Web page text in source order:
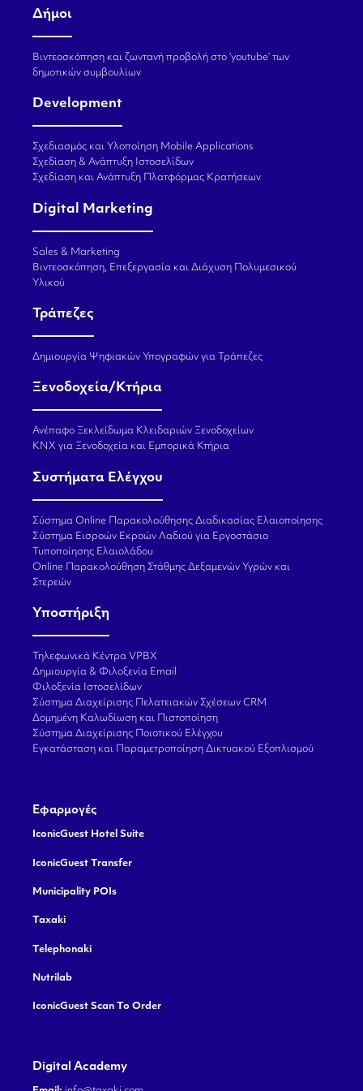
Δήμοι
Βιντεοσκόπηση και ζωντανή προβολή στο ‘youtube’ των
δημοτικών συμβουλίων
Development
Σχεδιασμός και Υλοποίηση Mobile Applications
Σχεδίαση & Ανάπτυξη Ιστοσελίδων
Σχεδίαση και Ανάπτυξη Πλατφόρμας Κρατήσεων
Digital Marketing
Sales & Marketing
Βιντεοσκόπηση, Επεξεργασία και Διάχυση Πολυμεσικού
Υλικού
Τράπεζες
Δημιουργία Ψηφιακών Υπογραφών για Τράπεζες
Ξενοδοχεία/Κτήρια
Ανέπαφο Ξεκλείδωμα Κλειδαριών Ξενοδοχείων
KNX για Ξενοδοχεία και Εμπορικά Κτήρια
Συστήματα Ελέγχου
Σύστημα Online Παρακολούθησης Διαδικασίας Ελαιοποίησης
Σύστημα Εισροών Εκροών Λαδιού για Εργοστάσιο
Τυποποίησης Ελαιολάδου
Online Παρακολούθηση Στάθμης Δεξαμενών Υγρών και
Στερεών
Υποστήριξη
Τηλεφωνικά Κέντρα VPBX
Δημιουργία & Φιλοξενία Email
Φιλοξενία Ιστοσελίδων
Σύστημα Διαχείρισης Πελατειακών Σχέσεων CRM
Δομημένη Καλωδίωση και Πιστοποίηση
Σύστημα Διαχείρισης Ποιοτικού Ελέγχου
Εγκατάσταση και Παραμετροποίηση Δικτυακού Εξοπλισμού
Εφαρμογές
IconicGuest Hotel Suite
IconicGuest Transfer
Municipality POIs
Taxaki
Telephonaki
Nutrilab
IconicGuest Scan To Order
Digital Academy